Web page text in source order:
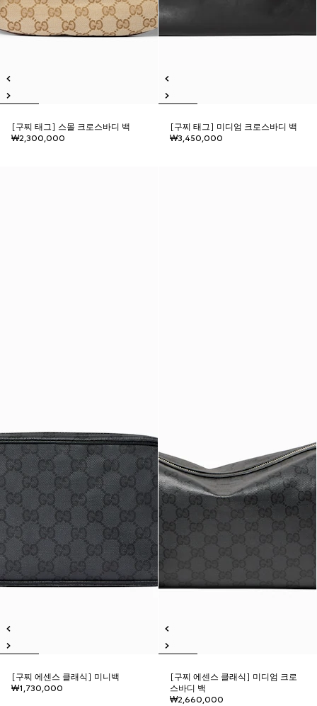
[구찌 태그] 스몰 크로스바디 백
₩2,300,000
[구찌 태그] 미디엄 크로스바디 백
₩3,450,000
[구찌 에센스 클래식] 미니백
₩1,730,000
[구찌 에센스 클래식] 미디엄 크로
스바디 백
₩2,660,000